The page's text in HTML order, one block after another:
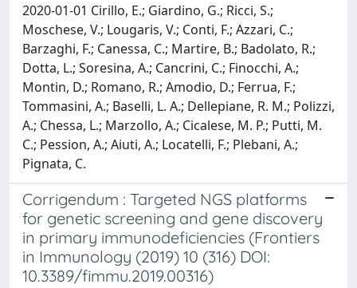
2020-01-01 Cirillo, E.; Giardino, G.; Ricci, S.;
Moschese, V.; Lougaris, V.; Conti, F.; Azzari, C.;
Barzaghi, F.; Canessa, C.; Martire, B.; Badolato, R.;
Dotta, L.; Soresina, A.; Cancrini, C.; Finocchi, A.;
Montin, D.; Romano, R.; Amodio, D.; Ferrua, F.;
Tommasini, A.; Baselli, L. A.; Dellepiane, R. M.; Polizzi,
A.; Chessa, L.; Marzollo, A.; Cicalese, M. P.; Putti, M.
C.; Pession, A.; Aiuti, A.; Locatelli, F.; Plebani, A.;
Pignata, C.
Corrigendum : Targeted NGS platforms
for genetic screening and gene discovery
in primary immunodeficiencies (Frontiers
in Immunology (2019) 10 (316) DOI:
10.3389/fimmu.2019.00316)